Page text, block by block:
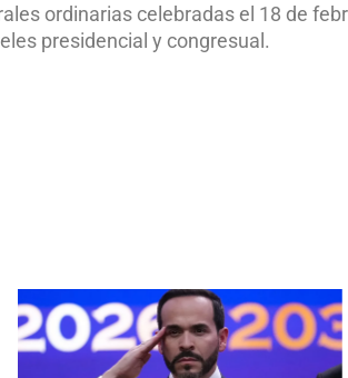
ordinarias celebradas el 18 de
presidencial y congresual.